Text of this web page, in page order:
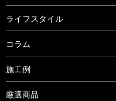
ライフスタイル
コラム
施工例
厳選商品